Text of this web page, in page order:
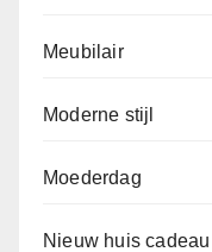
Meubilair
Moderne stijl
Moederdag
Nieuw huis cadeau